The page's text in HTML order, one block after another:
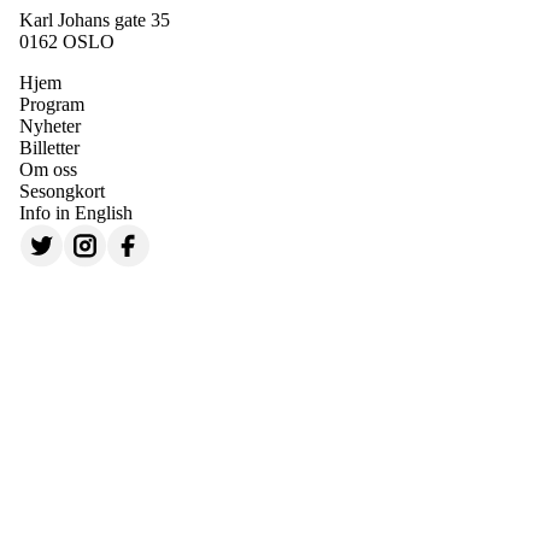
Karl Johans gate 35
0162 OSLO
Hjem
Program
Nyheter
Billetter
Om oss
Sesongkort
Info in English